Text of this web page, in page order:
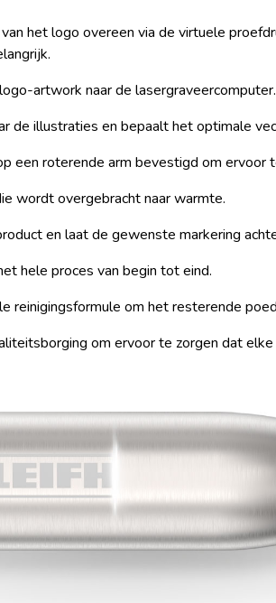
het logo overeen via de virtuele
artwork naar de lasergraveercomputer.
de illustraties en bepaalt het optimale
een roterende arm bevestigd om
wordt overgebracht naar warmte.
en laat de gewenste markering
hele proces van begin tot eind.
reinigingsformule om het resterende
om ervoor te zorgen dat